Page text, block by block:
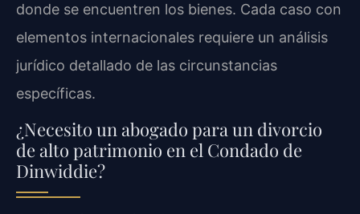
donde se encuentren los bienes. Cada caso con
elementos internacionales requiere un análisis
jurídico detallado de las circunstancias
específicas.
¿Necesito un abogado para un divorcio
de alto patrimonio en el Condado de
Dinwiddie?